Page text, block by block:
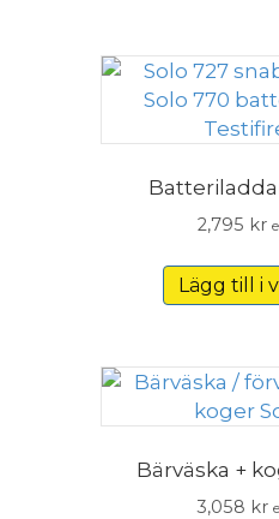
2,795 kr
Lägg till i
Bärväska +
3,058 kr